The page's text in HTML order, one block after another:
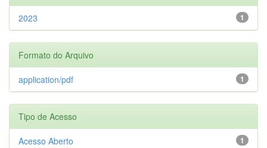
1
2023
Formato do Arquivo
1
application/pdf
Tipo de Acesso
1
Acesso Aberto